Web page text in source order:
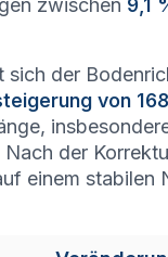
zwischen 9,1
der
von
der
einem stabilen